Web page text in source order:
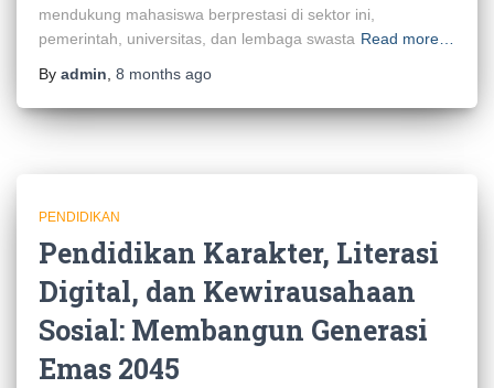
mendukung mahasiswa berprestasi di sektor ini,
pemerintah, universitas, dan lembaga swasta Read more…
By admin 8 months ago
PENDIDIKAN
Pendidikan Karakter, Literasi
Digital, dan Kewirausahaan
Sosial: Membangun Generasi
Emas 2045